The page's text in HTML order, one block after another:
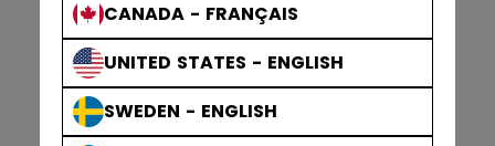
CANADA - FRANÇAIS
UNITED STATES - ENGLISH
SWEDEN - ENGLISH